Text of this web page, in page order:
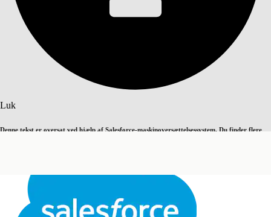
Luk
Denne tekst er oversat ved hjælp af Salesforce-maskinoversættelsessystem. Du finder flere
Luk